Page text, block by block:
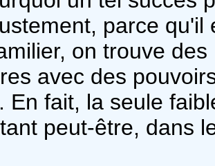
parce
on trouve
avec des
En fait, la seule
peut-être, dans